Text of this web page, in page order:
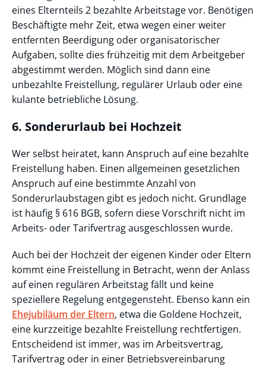
eines Elternteils 2 bezahlte Arbeitstage vor. Benötigen
Beschäftigte mehr Zeit, etwa wegen einer weiter
entfernten Beerdigung oder organisatorischer
Aufgaben, sollte dies frühzeitig mit dem Arbeitgeber
abgestimmt werden. Möglich sind dann eine
unbezahlte Freistellung, regulärer Urlaub oder eine
kulante betriebliche Lösung.
6. Sonderurlaub bei Hochzeit
Wer selbst heiratet, kann Anspruch auf eine bezahlte
Freistellung haben. Einen allgemeinen gesetzlichen
Anspruch auf eine bestimmte Anzahl von
Sonderurlaubstagen gibt es jedoch nicht. Grundlage
ist häufig § 616 BGB, sofern diese Vorschrift nicht im
Arbeits- oder Tarifvertrag ausgeschlossen wurde.
Auch bei der Hochzeit der eigenen Kinder oder Eltern
kommt eine Freistellung in Betracht, wenn der Anlass
auf einen regulären Arbeitstag fällt und keine
speziellere Regelung entgegensteht. Ebenso kann ein
Ehejubiläum der Eltern, etwa die Goldene Hochzeit,
eine kurzzeitige bezahlte Freistellung rechtfertigen.
Entscheidend ist immer, was im Arbeitsvertrag,
Tarifvertrag oder in einer Betriebsvereinbarung